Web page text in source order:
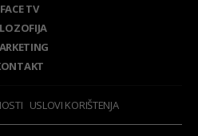
FACE TV
USLOVI KORIŠTENJA